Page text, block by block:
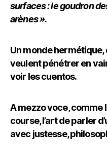
surfaces : le goudron
arènes ».
Un monde
veulent pénétrer en
voir les cuentos.
A mezzo voce, comme
course, l’art de parler
avec justesse,